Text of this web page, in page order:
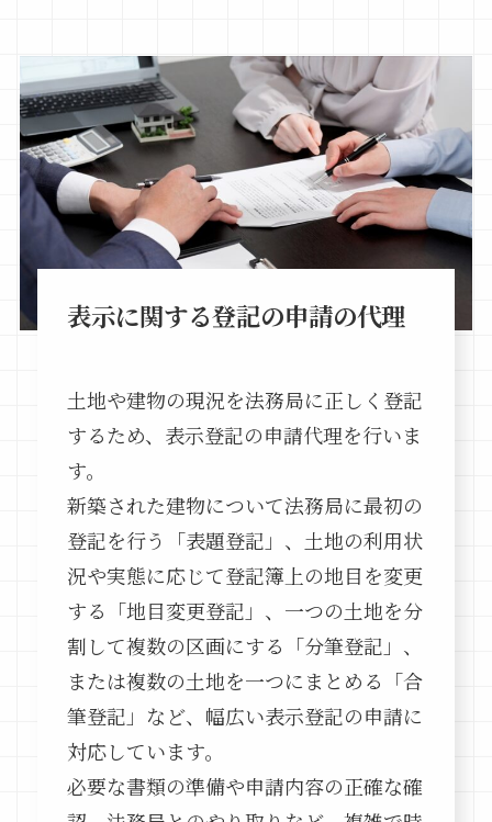
表示に関する登記の申請の代理
土地や建物の現況を法務局に正しく登記
するため、表示登記の申請代理を行いま
す。
新築された建物について法務局に最初の
登記を行う「表題登記」、土地の利用状
況や実態に応じて登記簿上の地目を変更
する「地目変更登記」、一つの土地を分
割して複数の区画にする「分筆登記」、
または複数の土地を一つにまとめる「合
筆登記」など、幅広い表示登記の申請に
対応しています。
必要な書類の準備や申請内容の正確な確